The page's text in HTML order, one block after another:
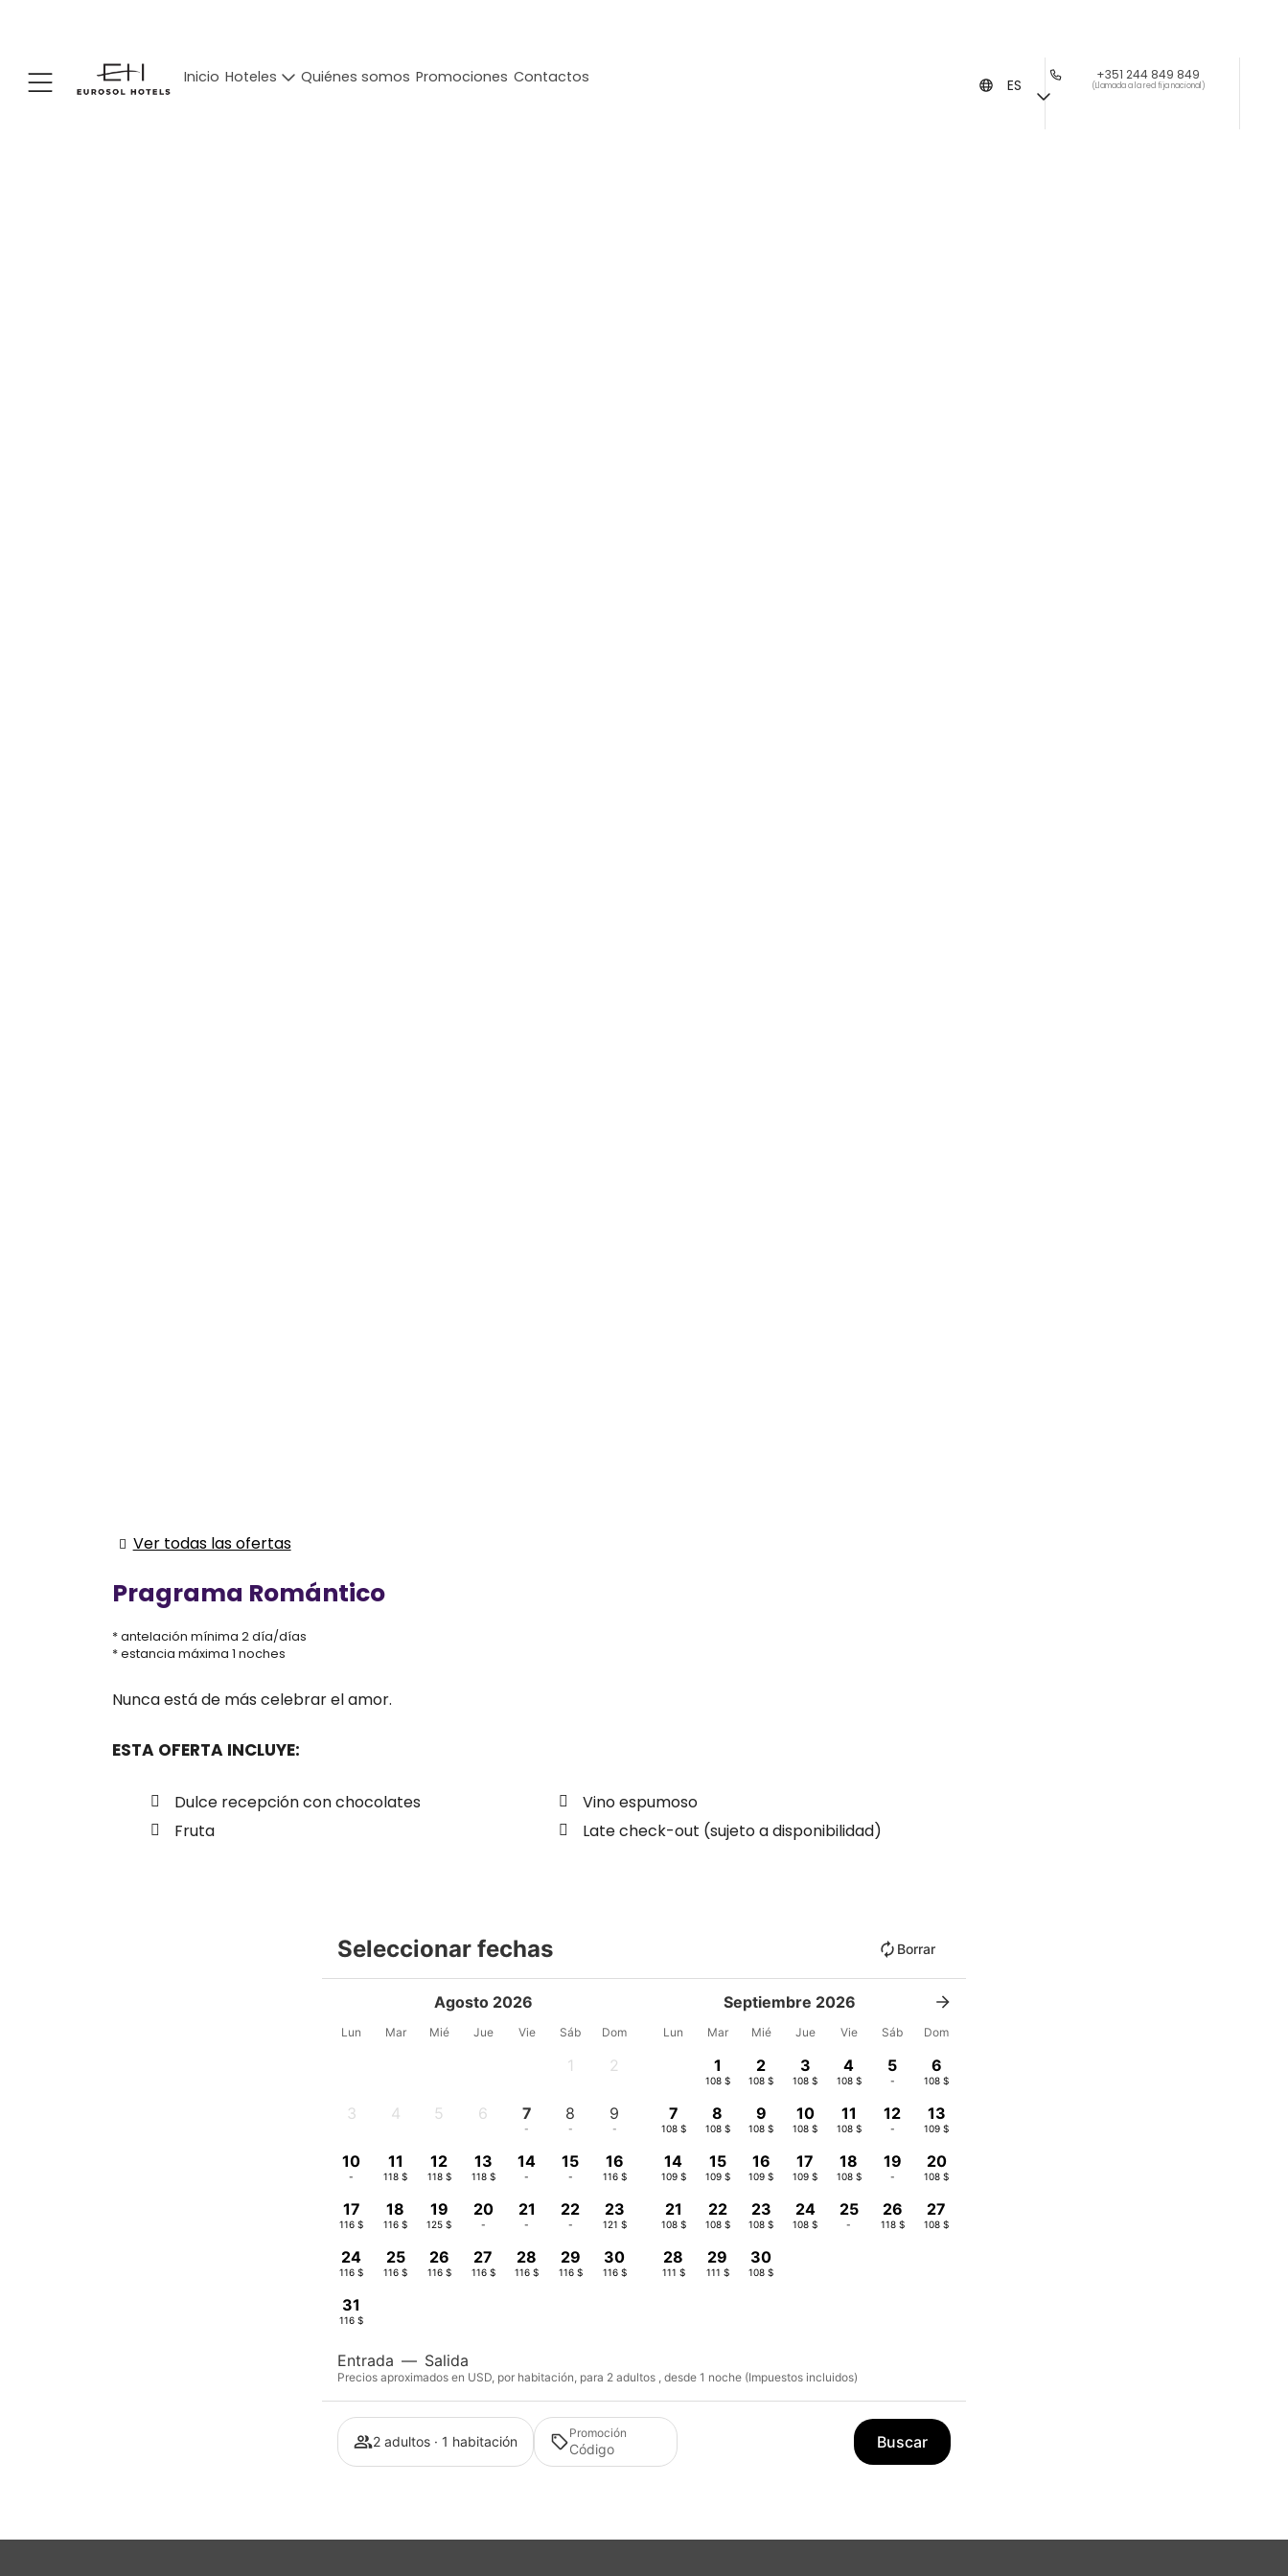
Inicio Hoteles Quiénes somos Promociones Contactos +351 244 849 849
(Llamada a la red fija nacional)
ES
Ver todas las ofertas
Pragrama Romántico
antelación mínima 2 día/días
estancia máxima 1 noches
Nunca está de más celebrar el amor.
ESTA OFERTA INCLUYE:
Dulce recepción con chocolates
Vino espumoso
Fruta
Late check-out (sujeto a disponibilidad)
Seleccionar fechas Borrar
Agosto 2026
Lun Mar Mié Jue Vie Sáb Dom
1 2
3 4 5 6 7
-
8
-
9
-
10
-
11
118 $
12
118 $
13
118 $
14
-
15
-
16
116 $
17
116 $
18
116 $
19
125 $
20
-
21
-
22
-
23
121 $
24
116 $
25
116 $
26
116 $
27
116 $
28
116 $
29
116 $
30
116 $
31
116 $
Septiembre 2026
Lun Mar Mié Jue Vie Sáb Dom
1
108 $
2
108 $
3
108 $
4
108 $
5
-
6
108 $
7
108 $
8
108 $
9
108 $
10
108 $
11
108 $
12
-
13
109 $
14
109 $
15
109 $
16
109 $
17
109 $
18
108 $
19
-
20
108 $
21
108 $
22
108 $
23
108 $
24
108 $
25
-
26
118 $
27
108 $
28
111 $
29
111 $
30
108 $
Entrada — Salida
Precios aproximados en USD, por habitación, para 2 adultos , desde 1 noche (Impuestos incluidos)
2 adultos · 1 habitación Promoción Buscar